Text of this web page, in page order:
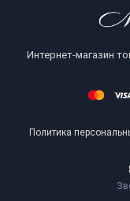
Интернет-магазин
Политика